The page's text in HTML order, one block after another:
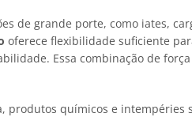
de grande porte, como iates,
oferece flexibilidade suficiente
Essa combinação de
produtos químicos e intempéries